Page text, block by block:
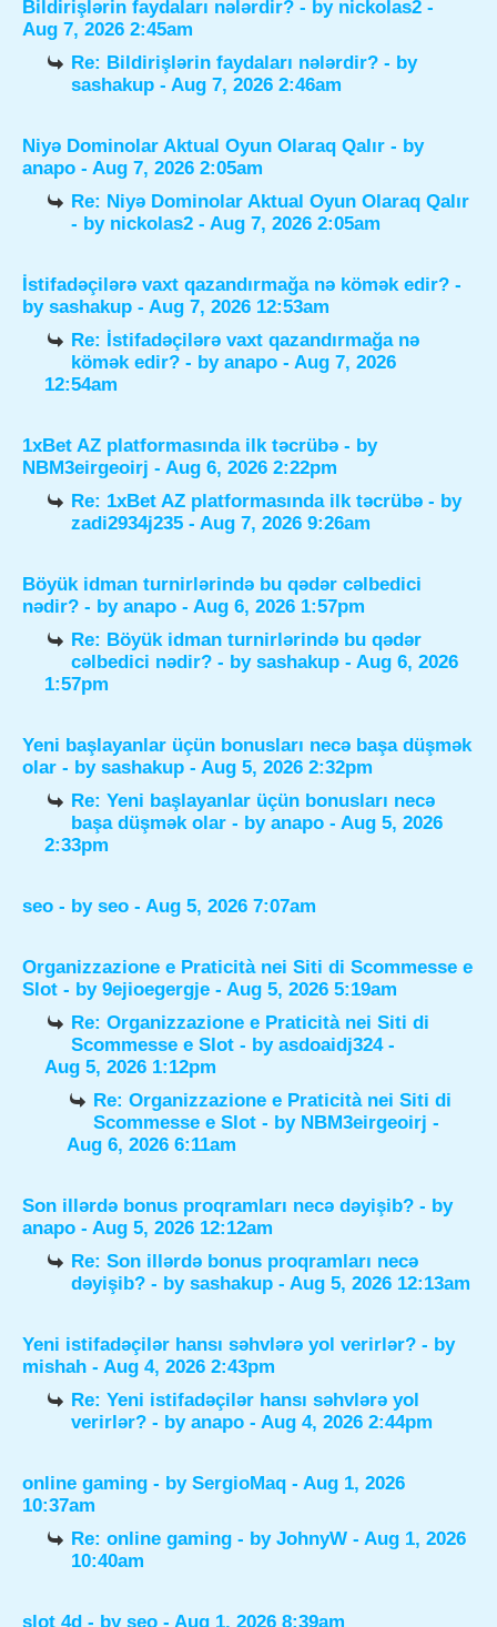
Bildirişlərin faydaları nələrdir? - by nickolas2 -
Aug 7, 2026 2:45am
Re: Bildirişlərin faydaları nələrdir? - by
sashakup - Aug 7, 2026 2:46am
Niyə Dominolar Aktual Oyun Olaraq Qalır - by
anapo - Aug 7, 2026 2:05am
Re: Niyə Dominolar Aktual Oyun Olaraq Qalır
- by nickolas2 - Aug 7, 2026 2:05am
İstifadəçilərə vaxt qazandırmağa nə kömək edir? -
by sashakup - Aug 7, 2026 12:53am
Re: İstifadəçilərə vaxt qazandırmağa nə
kömək edir? - byanapo - Aug 7, 2026
12:54am
1xBet AZ platformasında ilk təcrübə - by
NBM3eirgeoirj - Aug 6, 2026 2:22pm
Re: 1xBet AZ platformasında ilk təcrübə - by
zadi2934j235 - Aug 7, 2026 9:26am
Böyük idman turnirlərində bu qədər cəlbedici
nədir? - by anapo - Aug 6, 2026 1:57pm
Re: Böyük idman turnirlərində bu qədər
cəlbedici nədir? - bysashakup - Aug 6, 2026
1:57pm
Yeni başlayanlar üçün bonusları necə başa düşmək
olar - by sashakup - Aug 5, 2026 2:32pm
Re: Yeni başlayanlar üçün bonusları necə
başa düşmək olar - byanapo - Aug 5, 2026
2:33pm
seo - by seo - Aug 5, 2026 7:07am
Organizzazione e Praticità nei Siti di Scommesse e
Slot - by 9ejioegergje - Aug 5, 2026 5:19am
Re: Organizzazione e Praticità nei Siti di
Scommesse e Slot - byasdoaidj324-
Aug 5, 2026 1:12pm
Re: Organizzazione e Praticità nei Siti di
Scommesse e Slot - by NBM3eirgeoirj -
Aug 6, 2026 6:11am
Son illərdə bonus proqramları necə dəyişib? - by
anapo - Aug 5, 2026 12:12am
Re: Son illərdə bonus proqramları necə
dəyişib? - bysashakup - Aug 5, 2026 12:13am
Yeni istifadəçilər hansı səhvlərə yol verirlər? - by
mishah - Aug 4, 2026 2:43pm
Re: Yeni istifadəçilər hansı səhvlərə yol
verirlər? - byanapo - Aug 4, 2026 2:44pm
online gaming - by SergioMaq - Aug 1, 2026
10:37am
Re: online gaming - byJohnyW - Aug 1, 2026
10:40am
slot 4d - by seo - Aug 1, 2026 8:39am